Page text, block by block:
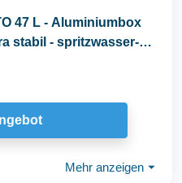
47 L - Aluminiumbox
stabil - spritzwasser-
Mehr anzeigen ⏷